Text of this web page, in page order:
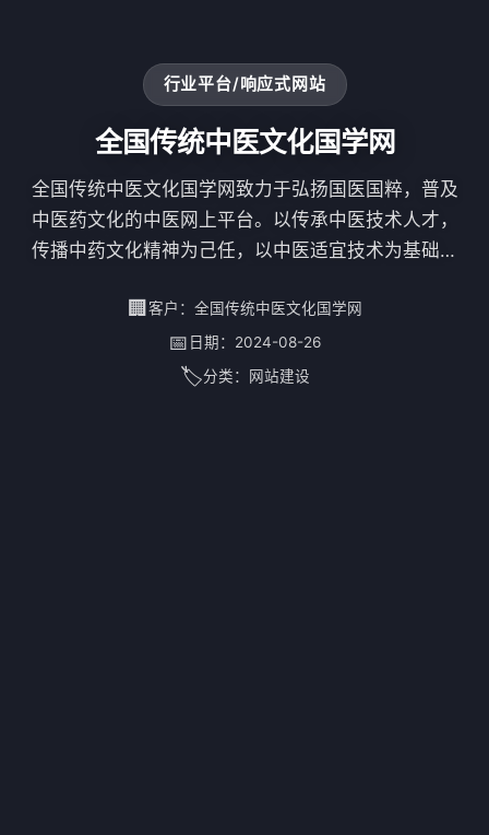
行业平台/响应式网站
全国传统中医文化国学网
全国传统中医文化国学网致力于弘扬国医国粹，普及
中医药文化的中医网上平台。以传承中医技术人才，
传播中药文化精神为己任，以中医适宜技术为基础，
病、慢性病康复研究与治疗。
🏢 客户： 全国传统中医文化国学网
📅 日期： 2024-08-26
🏷️分类： 网站建设